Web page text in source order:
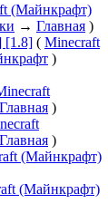
(Майнкрафт)
→ Главная )
[1.8] ( Minecraft
)
Главная )
Главная )
(Майнкрафт)
(Майнкрафт)